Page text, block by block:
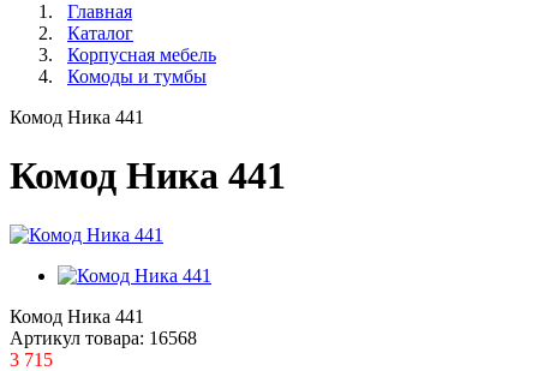
Главная
Каталог
Корпусная мебель
Комоды и тумбы
Комод Ника 441
Комод Ника 441
Комод Ника 441
Артикул товара: 16568
3 715